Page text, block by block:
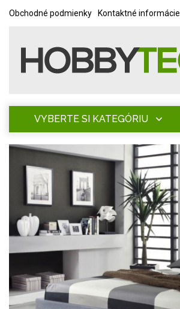
Obchodné podmienky Kontaktné informácie
VYBERTE SI KATEGÓRIU